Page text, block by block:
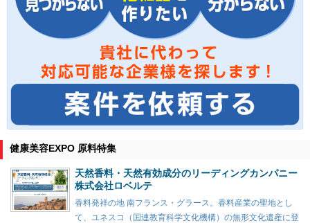
健康美容EXPO 原料特集
天然香料・天然有効成分のリーディングカンパニー
株式会社ロベルテ
香料発祥の地 南フランス・グラース。香料産業の聖地とし
て、ユネスコ（国連教育科学文化機構）の無形文化遺産に登